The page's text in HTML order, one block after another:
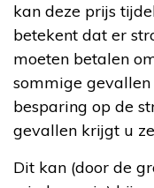
kan deze prijs
betekent dat er
moeten betalen
sommige
besparing op de
gevallen krijgt u
Dit kan (door de